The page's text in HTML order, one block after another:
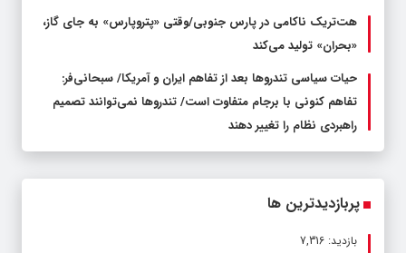
هت‌تریک ناکامی در پارس جنوبی/وقتی «پتروپارس» به جای گاز،
«بحران» تولید می‌کند
حیات سیاسی تندروها بعد از تفاهم ایران و آمریکا/ سبحانی‌فر:
تفاهم کنونی با برجام متفاوت است/ تندروها نمی‌توانند تصمیم
راهبردی نظام را تغییر دهند
پربازدیدترین ها
بازدید: 7,316